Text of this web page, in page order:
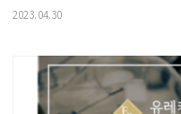
2023.04.30